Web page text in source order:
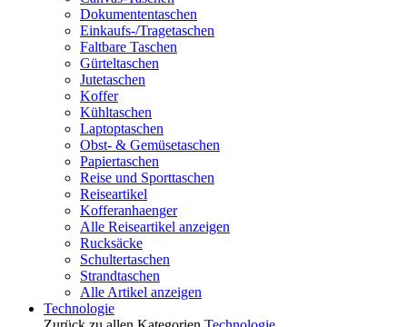
Dokumententaschen
Einkaufs-/Tragetaschen
Faltbare Taschen
Gürteltaschen
Jutetaschen
Koffer
Kühltaschen
Laptoptaschen
Obst- & Gemüsetaschen
Papiertaschen
Reise und Sporttaschen
Reiseartikel
Kofferanhaenger
Alle Reiseartikel anzeigen
Rucksäcke
Schultertaschen
Strandtaschen
Alle Artikel anzeigen
Technologie